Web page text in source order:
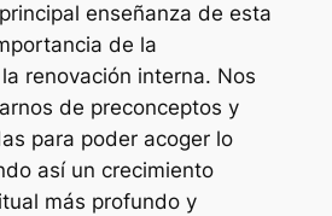
enseñanza de esta
de la
renovación interna. Nos
de preconceptos y
para poder acoger lo
así un crecimiento
más profundo y